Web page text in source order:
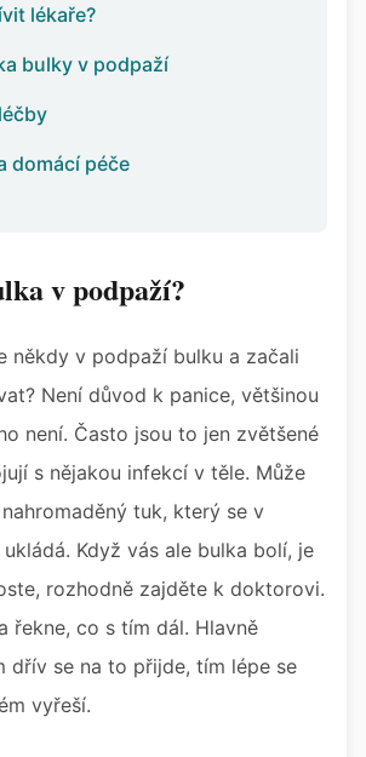
lékaře?
bulky v podpaží
domácí péče
v podpaží?
někdy v podpaží bulku a začali
Není důvod k panice, většinou
není. Často jsou to jen zvětšené
s nějakou infekcí v těle. Může
tuk, který se v
Když vás ale bulka bolí, je
rozhodně zajděte k doktorovi.
řekne, co s tím dál. Hlavně
dřív se na to přijde, tím lépe se
vyřeší.